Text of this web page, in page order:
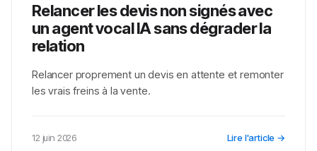
Relancer les devis non signés avec
un agent vocal IA sans dégrader la
relation
Relancer proprement un devis en attente et remonter
les vrais freins à la vente.
12 juin 2026 Lire l'article →